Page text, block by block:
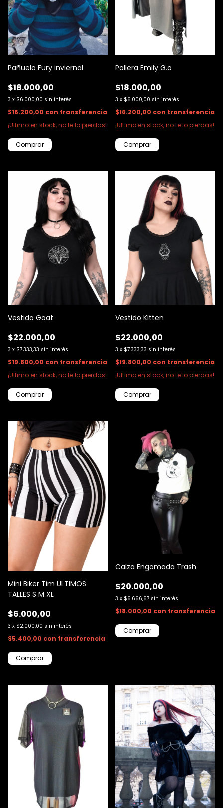
Pañuelo Fury inviernal
$18.000,00
3 x $6.000,00 sin interés
$16.200,00 con transferencia
¡Ultimo en stock, no te lo pierdas!
Pollera Emily G.o
$18.000,00
3 x $6.000,00 sin interés
$16.200,00 con transferencia
¡Ultimo en stock, no te lo pierdas!
Comprar
Vestido Goat
$22.000,00
3 x $7.333,33 sin interés
$19.800,00 con transferencia
¡Ultimo en stock, no te lo pierdas!
Comprar
Vestido Kitten
$22.000,00
3 x $7.333,33 sin interés
$19.800,00 con transferencia
¡Ultimo en stock, no te lo pierdas!
Comprar
Mini Biker Tim ULTIMOS
TALLES S M XL
$6.000,00
3 x $2.000,00 sin interés
$5.400,00 con transferencia
Comprar
Calza Engomada Trash
$20.000,00
3 x $6.666,67 sin interés
$18.000,00 con transferencia
Comprar